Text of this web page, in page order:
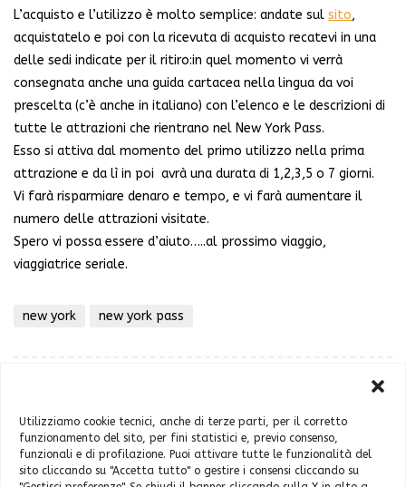
Utilizziamo cookie tecnici, anche di terze parti, per il corretto
funzionamento del sito, per fini statistici e, previo consenso,
funzionali e di profilazione. Puoi attivare tutte le funzionalità del
sito cliccando su "Accetta tutto" o gestire i consensi cliccando su
L’acquisto e l’utilizzo è molto semplice: andate sul sito,
acquistatelo e poi con la ricevuta di acquisto recatevi in una
delle sedi indicate per il ritiro:in quel momento vi verrà
consegnata anche una guida cartacea nella lingua da voi
prescelta (c’è anche in italiano) con l’elenco e le descrizioni di
tutte le attrazioni che rientrano nel New York Pass.
Esso si attiva dal momento del primo utilizzo nella prima
attrazione e da lì in poi avrà una durata di 1,2,3,5 o 7 giorni.
Vi farà risparmiare denaro e tempo, e vi farà aumentare il
numero delle attrazioni visitate.
Spero vi possa essere d’aiuto…..al prossimo viaggio,
viaggiatrice seriale.
new york new york pass
Chi sono